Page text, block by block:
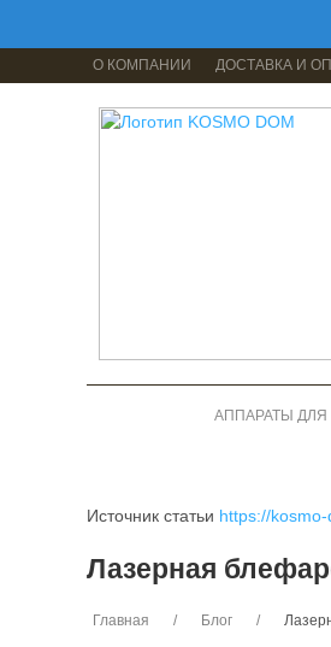
О КОМПАНИИ ДОСТАВКА И
АППАРАТЫ
Источник статьи https://
Лазерная
Главная Блог